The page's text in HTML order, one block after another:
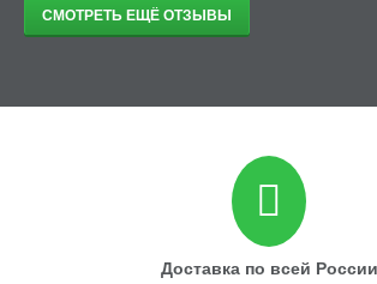
СМОТРЕТЬ ЕЩЁ ОТЗЫВЫ
Доставка по всей России